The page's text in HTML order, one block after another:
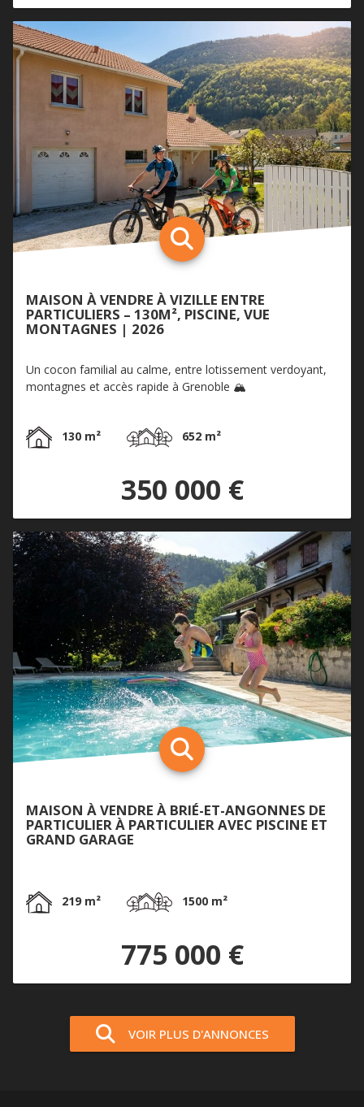
MAISON À VENDRE À VIZILLE ENTRE
PARTICULIERS – 130M², PISCINE, VUE
MONTAGNES | 2026
Un cocon familial au calme, entre lotissement verdoyant,
montagnes et accès rapide à Grenoble 🏔️
130 m² 652 m²
350 000 €
MAISON À VENDRE À BRIÉ-ET-ANGONNES DE
PARTICULIER À PARTICULIER AVEC PISCINE ET
GRAND GARAGE
219 m² 1500 m²
775 000 €
VOIR PLUS D'ANNONCES